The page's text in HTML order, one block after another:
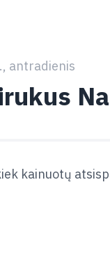
antradienis
kainuotų